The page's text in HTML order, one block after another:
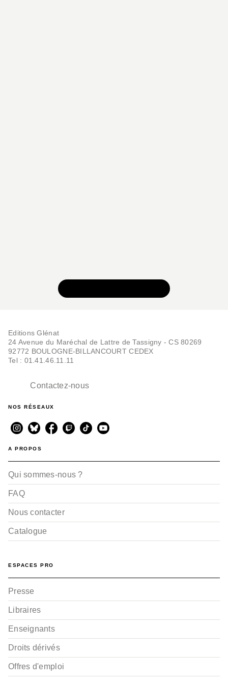
Editions Glénat
24 Avenue du Maréchal de Lattre de Tassigny - CS 80269
92772 BOULOGNE-BILLANCOURT CEDEX
Tel : 01.41.46.11.11
Contactez-nous
NOS RÉSEAUX
A PROPOS
Qui sommes-nous ?
FAQ
Nous contacter
Catalogue
ESPACES PRO
Presse
Libraires
Enseignants
Droits dérivés
Offres d'emploi